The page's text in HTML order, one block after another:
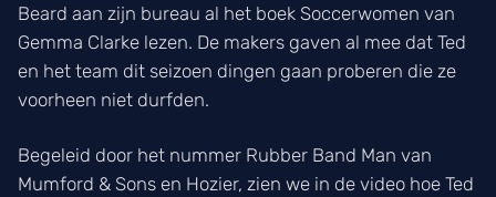
Beard aan zijn bureau al het boek Soccerwomen van
Gemma Clarke lezen. De makers gaven al mee dat Ted
en het team dit seizoen dingen gaan proberen die ze
voorheen niet durfden.
Begeleid door het nummer Rubber Band Man van
Mumford & Sons en Hozier, zien we in de video hoe Ted